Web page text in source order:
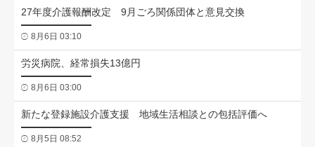
27年度介護報酬改定 9月ごろ関係団体と意見交換
8月6日 03:10
労災病院、経常損失13億円
8月6日 03:00
新たな登録施設介護支援 地域生活相談との包括評価へ
8月5日 08:52